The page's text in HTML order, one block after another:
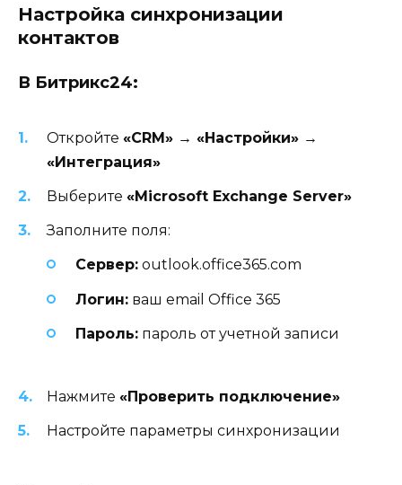
Настройка синхронизации
контактов
В Битрикс24:
Откройте «CRM» → «Настройки» →
«Интеграция»
Выберите «Microsoft Exchange Server»
Заполните поля:
Сервер: outlook.office365.com
Логин: ваш email Office 365
Пароль: пароль от учетной записи
Нажмите «Проверить подключение»
Настройте параметры синхронизации